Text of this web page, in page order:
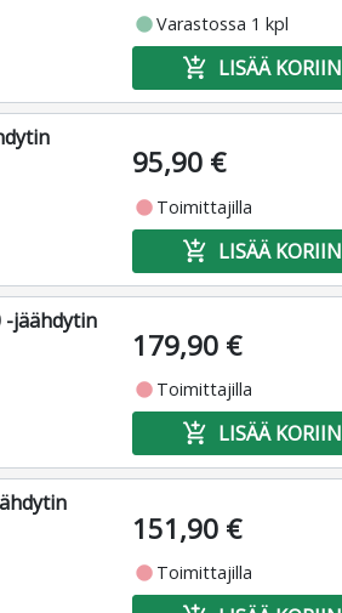
fiber_manual_recordVarastossa 1 kpl
add_shopping_cart LISÄÄ KORIIN
95,90 €
fiber_manual_record Toimittajilla
add_shopping_cart LISÄÄ KORIIN
-jäähdytin
179,90 €
fiber_manual_record Toimittajilla
add_shopping_cart LISÄÄ KORIIN
151,90 €
fiber_manual_record Toimittajilla